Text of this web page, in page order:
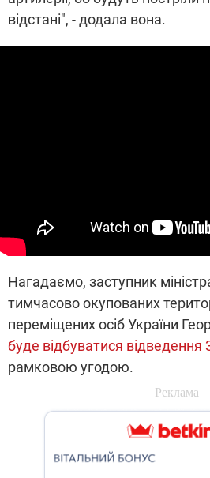
відстані", - додала вона.
Нагадаємо, заступник
тимчасово окупованих
переміщених осіб України
буде відбуватися відведення
рамковою угодою.